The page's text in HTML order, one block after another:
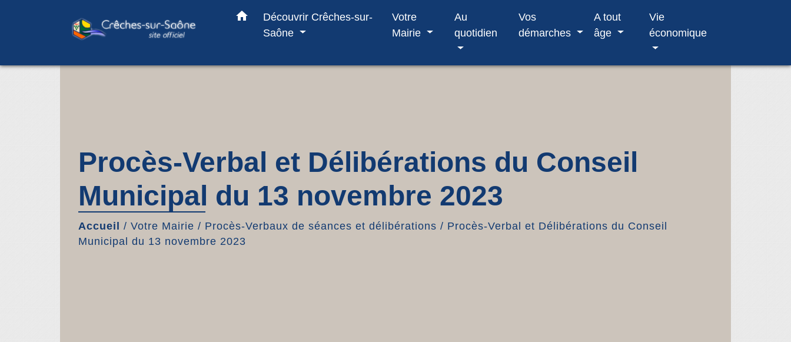
home
Découvrir Crêches-sur-
Saône
Votre
Mairie
Au
quotidien
Vos
démarches
A tout
âge
Vie
économique
Procès-Verbal et Délibérations du Conseil
Municipal du 13 novembre 2023
Accueil / Votre Mairie / Procès-Verbaux de séances et délibérations / Procès-Verbal et Délibérations du Conseil
Municipal du 13 novembre 2023